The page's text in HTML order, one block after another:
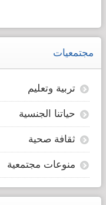
مجتمعيات
تربية وتعليم
حياتنا الجنسية
ثقافة صحية
منوعات مجتمعية